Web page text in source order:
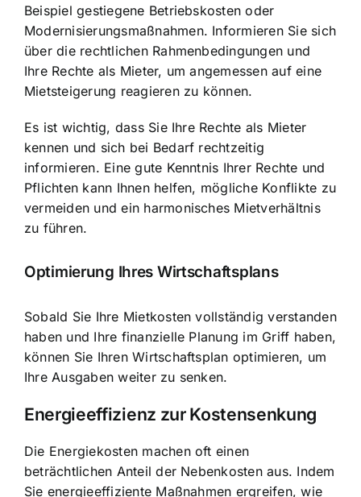
Beispiel gestiegene Betriebskosten oder
Modernisierungsmaßnahmen. Informieren Sie sich
über die rechtlichen Rahmenbedingungen und
Ihre Rechte als Mieter, um angemessen auf eine
Mietsteigerung reagieren zu können.
Es ist wichtig, dass Sie Ihre Rechte als Mieter
kennen und sich bei Bedarf rechtzeitig
informieren. Eine gute Kenntnis Ihrer Rechte und
Pflichten kann Ihnen helfen, mögliche Konflikte zu
vermeiden und ein harmonisches Mietverhältnis
zu führen.
Optimierung Ihres Wirtschaftsplans
Sobald Sie Ihre Mietkosten vollständig verstanden
haben und Ihre finanzielle Planung im Griff haben,
können Sie Ihren Wirtschaftsplan optimieren, um
Ihre Ausgaben weiter zu senken.
Energieeffizienz zur Kostensenkung
Die Energiekosten machen oft einen
beträchtlichen Anteil der Nebenkosten aus. Indem
Sie energieeffiziente Maßnahmen ergreifen, wie